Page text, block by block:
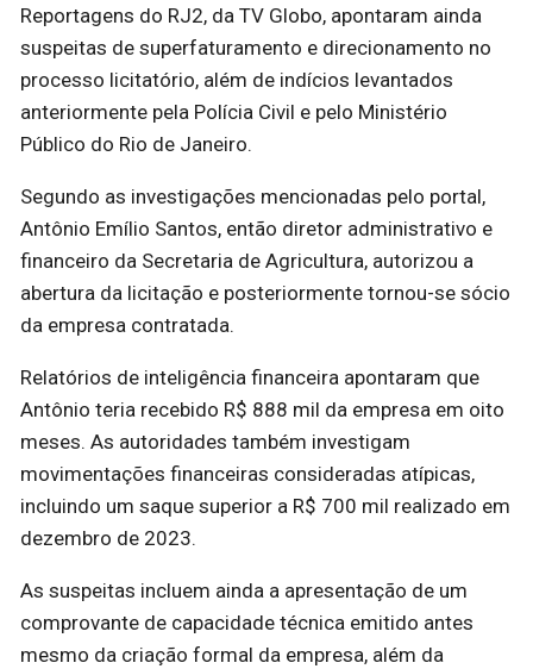
Reportagens do RJ2, da TV Globo, apontaram ainda
suspeitas de superfaturamento e direcionamento no
processo licitatório, além de indícios levantados
anteriormente pela Polícia Civil e pelo Ministério
Público do Rio de Janeiro.
Segundo as investigações mencionadas pelo portal,
Antônio Emílio Santos, então diretor administrativo e
financeiro da Secretaria de Agricultura, autorizou a
abertura da licitação e posteriormente tornou-se sócio
da empresa contratada.
Relatórios de inteligência financeira apontaram que
Antônio teria recebido R$ 888 mil da empresa em oito
meses. As autoridades também investigam
movimentações financeiras consideradas atípicas,
incluindo um saque superior a R$ 700 mil realizado em
dezembro de 2023.
As suspeitas incluem ainda a apresentação de um
comprovante de capacidade técnica emitido antes
mesmo da criação formal da empresa, além da